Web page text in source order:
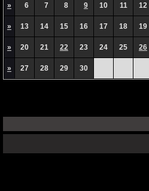
» 6 7 8 9 10 11 12
» 13 14 15 16 17 18 19
» 20 21 22 23 24 25 26
» 27 28 29 30